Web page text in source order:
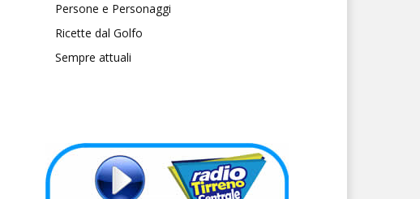
Persone e Personaggi
Ricette dal Golfo
Sempre attuali